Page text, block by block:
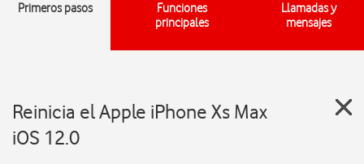
Primeros pasos
Funciones
principales
Llamadas y
mensajes
Reinicia el Apple iPhone Xs Max
iOS 12.0